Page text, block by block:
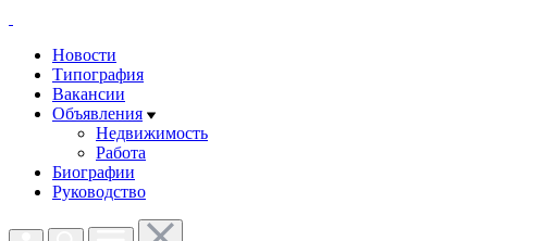
Новости
Типография
Вакансии
Объявления
Недвижимость
Работа
Биографии
Руководство